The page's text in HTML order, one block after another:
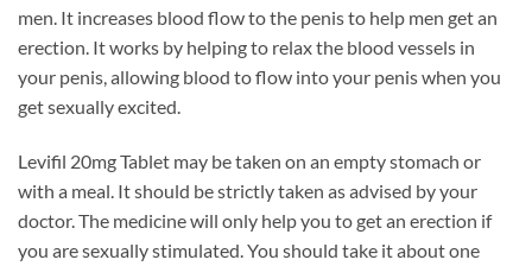
men. It increases blood flow to the penis to help men get an
erection. It works by helping to relax the blood vessels in
your penis, allowing blood to flow into your penis when you
get sexually excited.
Levifil 20mg Tablet may be taken on an empty stomach or
with a meal. It should be strictly taken as advised by your
doctor. The medicine will only help you to get an erection if
you are sexually stimulated. You should take it about one